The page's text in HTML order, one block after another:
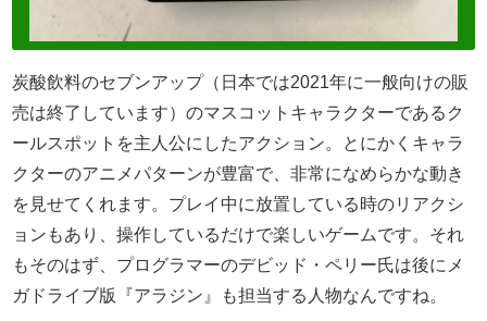
炭酸飲料のセブンアップ（日本では2021年に一般向けの販
売は終了しています）のマスコットキャラクターであるク
ールスポットを主人公にしたアクション。とにかくキャラ
クターのアニメパターンが豊富で、非常になめらかな動き
を見せてくれます。プレイ中に放置している時のリアクシ
ョンもあり、操作しているだけで楽しいゲームです。それ
もそのはず、プログラマーのデビッド・ペリー氏は後にメ
ガドライブ版『アラジン』も担当する人物なんですね。